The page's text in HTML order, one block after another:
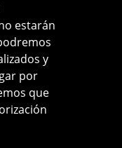
estarán
y
por
que